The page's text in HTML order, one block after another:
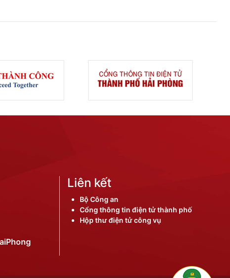
Liên kết
Bộ Công an
Cổng thông tin điện tử thành phố
Hộp thư điện tử công vụ